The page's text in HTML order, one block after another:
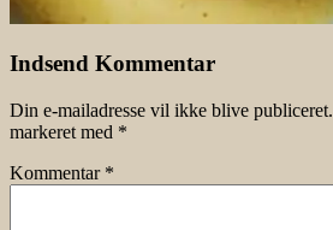
Indsend Kommentar
Din e-mailadresse vil ikke blive publiceret.
markeret med *
Kommentar *